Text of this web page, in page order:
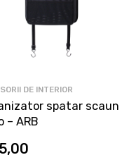
DE INTERIOR
spatar scaun
– ARB